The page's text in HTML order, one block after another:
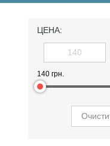
ЦЕНА:
140 грн.